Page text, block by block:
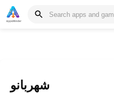
شهربانو